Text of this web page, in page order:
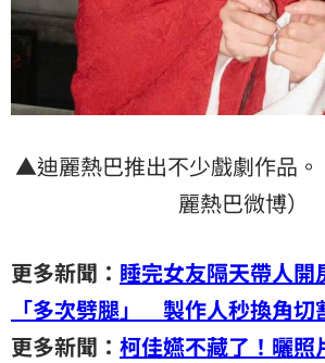
▲迪麗熱巴推出不少戲劇作品。
麗熱巴微博）
更多新聞： 睡完女友隔天帶人開
「多次劈腿」 製作人秒換角切
更多新聞： 柯佳嬿不藏了！曬照